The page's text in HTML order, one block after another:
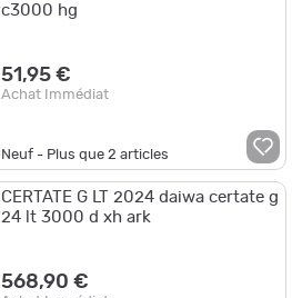
c3000 hg
51,95 €
Achat Immédiat
Neuf - Plus que2 articles
CERTATE G LT 2024 daiwa certate g
24 lt 3000 d xh ark
568,90 €